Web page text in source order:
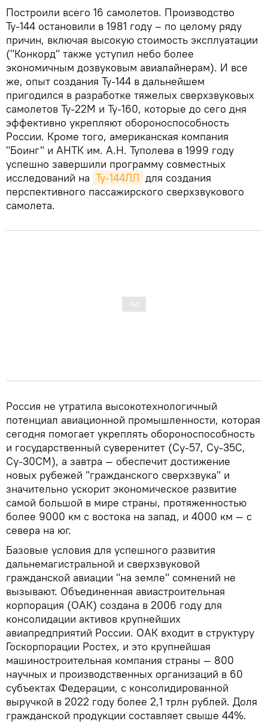
Построили всего 16 самолетов. Производство
Ту-144 остановили в 1981 году – по целому ряду
причин, включая высокую стоимость эксплуатации
("Конкорд" также уступил небо более
экономичным дозвуковым авиалайнерам). И все
же, опыт создания Ту-144 в дальнейшем
пригодился в разработке тяжелых сверхзвуковых
самолетов Ту-22М и Ту-160, которые до сего дня
эффективно укрепляют обороноспособность
России. Кроме того, американская компания
"Боинг" и АНТК им. А.Н. Туполева в 1999 году
успешно завершили программу совместных
исследований на Ту-144ЛЛ для создания
перспективного пассажирского сверхзвукового
самолета.
Россия не утратила высокотехнологичный
потенциал авиационной промышленности, которая
сегодня помогает укреплять обороноспособность
и государственный суверенитет (Су-57, Су-35С,
Су-30СМ), а завтра — обеспечит достижение
новых рубежей "гражданского сверхзвука" и
значительно ускорит экономическое развитие
самой большой в мире страны, протяженностью
более 9000 км с востока на запад, и 4000 км — с
севера на юг.
Базовые условия для успешного развития
дальнемагистральной и сверхзвуковой
гражданской авиации "на земле" сомнений не
вызывают. Объединенная авиастроительная
корпорация (ОАК) создана в 2006 году для
консолидации активов крупнейших
авиапредприятий России. ОАК входит в структуру
Госкорпорации Ростех, и это крупнейшая
машиностроительная компания страны — 800
научных и производственных организаций в 60
субъектах Федерации, с консолидированной
выручкой в 2022 году более 2,1 трлн рублей. Доля
гражданской продукции составляет свыше 44%.